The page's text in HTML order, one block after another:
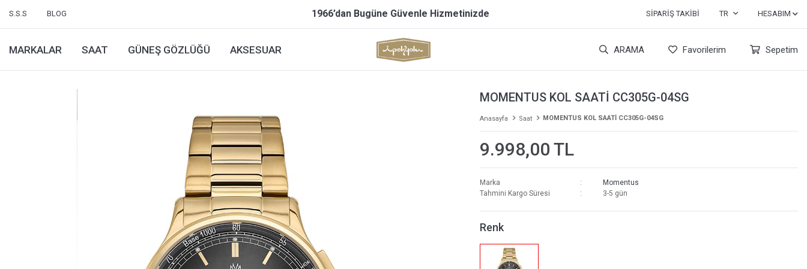
S.S.S BLOG 1966’dan Bugüne Güvenle Hizmetinizde SIPARIŞ TAKIBI TR HESABIM
MARKALAR SAAT GÜNEŞ GÖZLÜĞÜ AKSESUAR ARAMA Favorilerim Sepetim
MOMENTUS KOL SAATİ CC305G-04SG
Anasayfa Saat MOMENTUS KOL SAATİ CC305G-04SG
9.998,00 TL
Marka
Momentus
Tahmini Kargo Süresi
3-5 gün
Renk